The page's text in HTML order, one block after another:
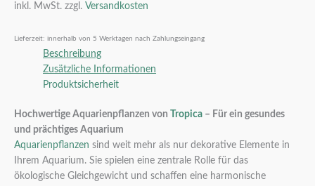
inkl. MwSt. zzgl. Versandkosten
Lieferzeit: innerhalb von 5 Werktagen nach Zahlungseingang
Beschreibung
Zusätzliche Informationen
Produktsicherheit
Hochwertige Aquarienpflanzen von Tropica – Für ein gesundes
und prächtiges Aquarium
Aquarienpflanzen sind weit mehr als nur dekorative Elemente in
Ihrem Aquarium. Sie spielen eine zentrale Rolle für das
ökologische Gleichgewicht und schaffen eine harmonische